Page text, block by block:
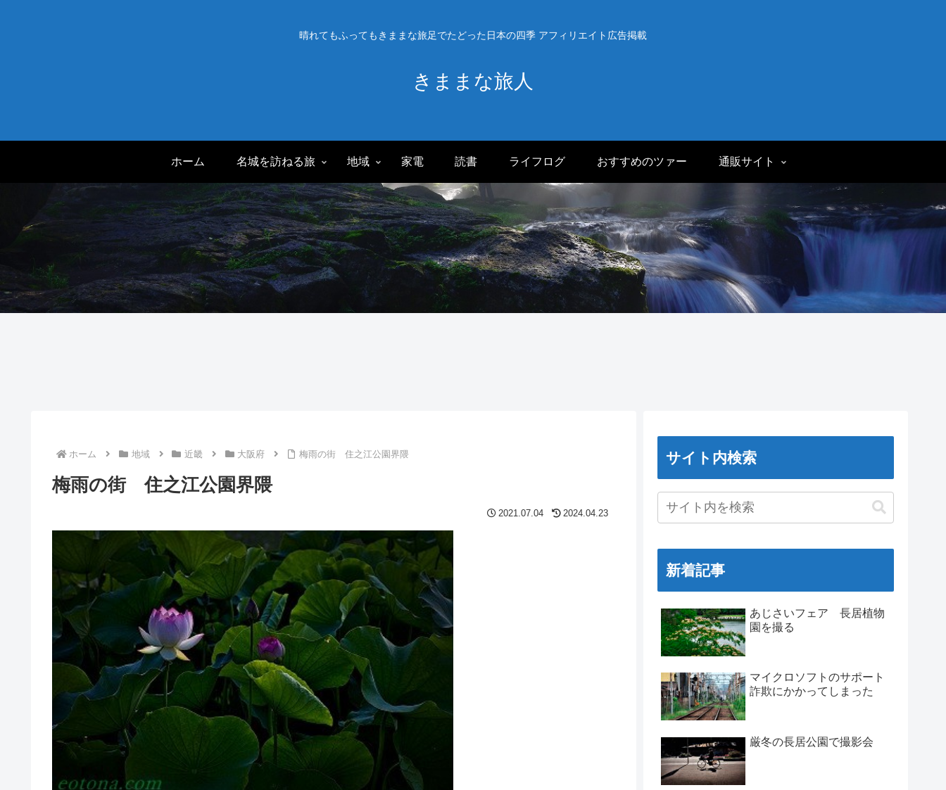
晴れてもふってもきままな旅足でたどった日本の四季 アフィリエイト広告掲載
きままな旅人
ホーム 名城を訪ねる旅 地域 家電 読書 ライフログ おすすめのツァー 通販サイト
ホーム 地域 近畿 大阪府 梅雨の街 住之江公園界隈
梅雨の街 住之江公園界隈
2021.07.04 2024.04.23
サイト内検索
新着記事
あじさいフェア 長居植物
園を撮る
マイクロソフトのサポート
詐欺にかかってしまった
厳冬の長居公園で撮影会